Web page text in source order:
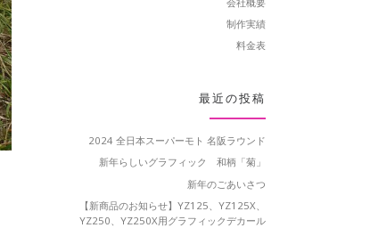
制作実績
料金表
最近の投稿
2024 全日本スーパーモト 名阪ラウンド
新年らしいグラフィック 和柄「菊」
新年のごあいさつ
【新商品のお知らせ】YZ125、YZ125X、
YZ250、YZ250X用グラフィックデカール